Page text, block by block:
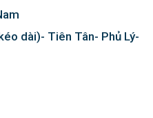
dài)- Tiên Tân- Phủ Lý-